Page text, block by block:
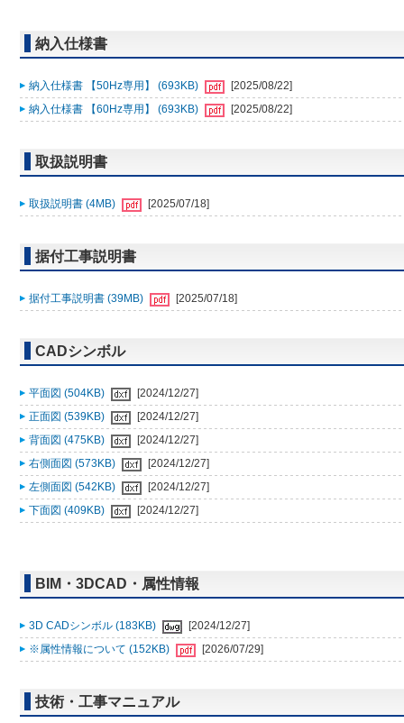
納入仕様書
納入仕様書 【50Hz専用】 (693KB)
[2025/08/22]
納入仕様書 【60Hz専用】 (693KB)
[2025/08/22]
取扱説明書
取扱説明書 (4MB) [2025/07/18]
据付工事説明書
据付工事説明書 (39MB) [2025/07/18]
CADシンボル
平面図 (504KB)
[2024/12/27]
正面図 (539KB)
[2024/12/27]
背面図 (475KB)
[2024/12/27]
右側面図 (573KB)
[2024/12/27]
左側面図 (542KB)
[2024/12/27]
下面図 (409KB)
[2024/12/27]
BIM・3DCAD・属性情報
3D CADシンボル (183KB)
[2024/12/27]
※属性情報について (152KB)
[2026/07/29]
技術・工事マニュアル